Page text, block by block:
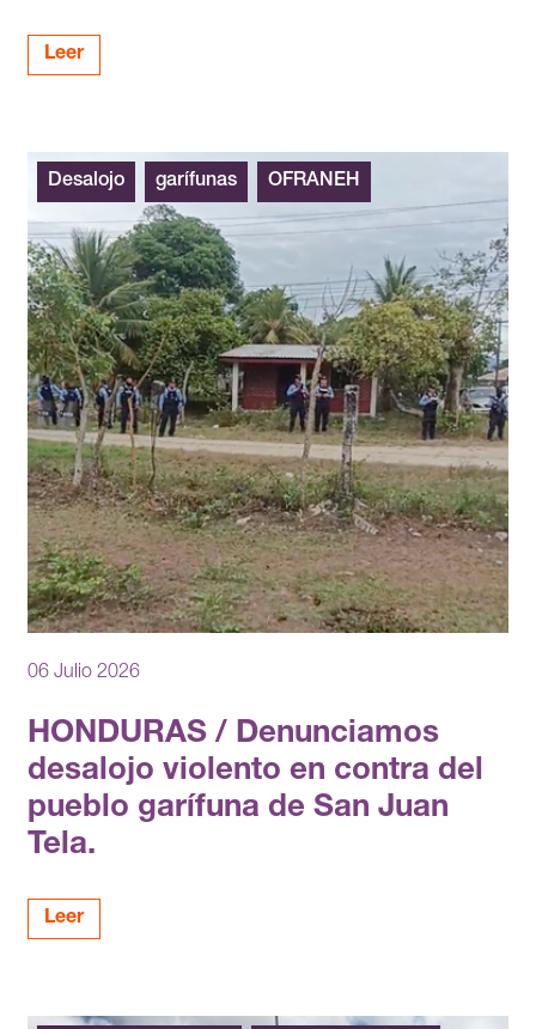
Leer
06 Julio 2026
HONDURAS / Denunciamos
desalojo violento en contra del
pueblo garífuna de San Juan
Tela.
Leer
Desalojo garífunas OFRANEH